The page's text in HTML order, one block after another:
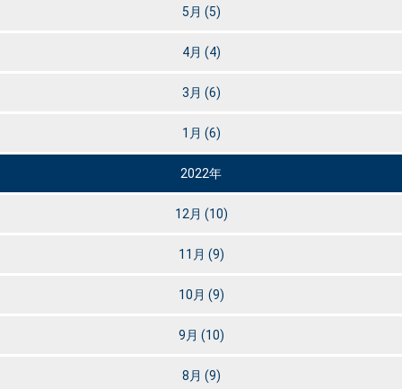
5月 (5)
4月 (4)
3月 (6)
1月 (6)
2022年
12月 (10)
11月 (9)
10月 (9)
9月 (10)
8月 (9)